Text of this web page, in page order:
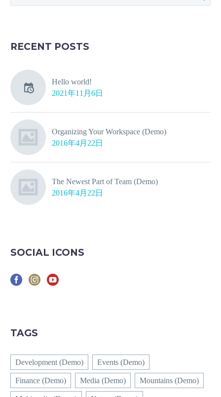
RECENT POSTS
Hello world!
2021年11月6日
Organizing Your Workspace (Demo)
2016年4月22日
The Newest Part of Team (Demo)
2016年4月22日
SOCIAL ICONS
TAGS
Development (Demo) Events (Demo)
Finance (Demo) Media (Demo) Mountains (Demo)